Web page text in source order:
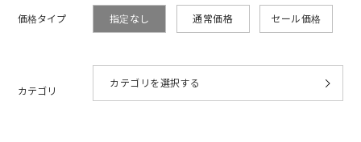
価格タイプ 指定なし 通常価格 セール価格
カテゴリ